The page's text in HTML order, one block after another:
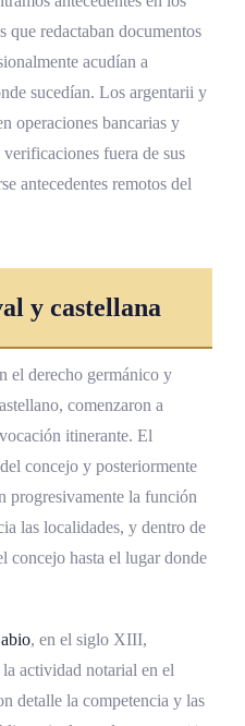
que redactaban documentos
acudían a
sucedían. Los argentarii y
operaciones bancarias y
fuera de sus
antecedentes remotos del
y castellana
el derecho germánico y
comenzaron a
itinerante. El
concejo y posteriormente
progresivamente la función
las localidades, y dentro de
concejo hasta el lugar donde
, en el siglo XIII,
actividad notarial en el
detalle la competencia y las